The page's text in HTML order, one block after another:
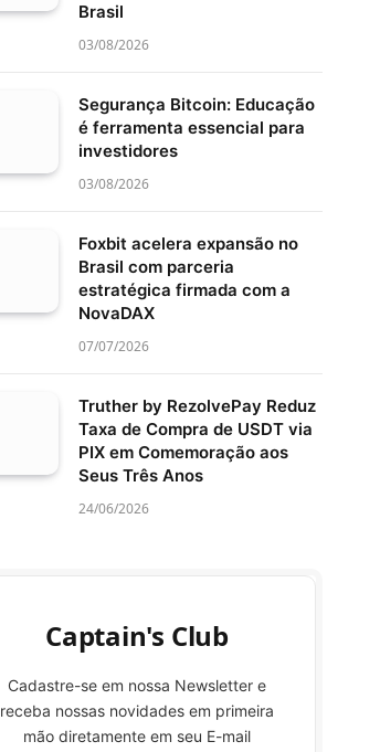
Brasil
03/08/2026
Segurança Bitcoin: Educação
é ferramenta essencial para
investidores
03/08/2026
Foxbit acelera expansão no
Brasil com parceria
estratégica firmada com a
NovaDAX
07/07/2026
Truther by RezolvePay Reduz
Taxa de Compra de USDT via
PIX em Comemoração aos
Seus Três Anos
24/06/2026
Captain's Club
Cadastre-se em nossa Newsletter e
receba nossas novidades em primeira
mão diretamente em seu E-mail